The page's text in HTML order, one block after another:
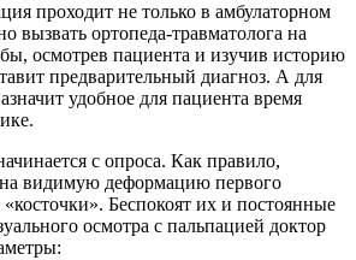
проходит не только в амбулаторном
вызвать ортопеда-травматолога на
осмотрев пациента и изучив историю
предварительный диагноз. А для
удобное для пациента время
с опроса. Как правило,
видимую деформацию первого
Беспокоят их и постоянные
осмотра с пальпацией доктор